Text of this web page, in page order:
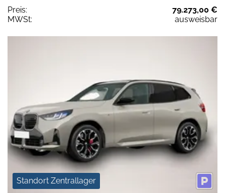
Preis:
79.273,00 €
MWSt:
ausweisbar
Standort Zentrallager